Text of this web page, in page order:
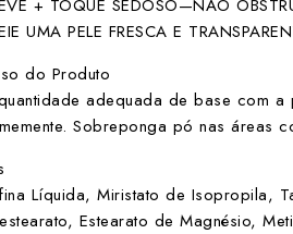
+ TOQUE SEDOSO—NÃO
UMA PELE FRESCA E
do Produto
adequada de base com
Sobreponga pó nas áreas
Líquida, Miristato de Isopropila,
Estearato de Magnésio,